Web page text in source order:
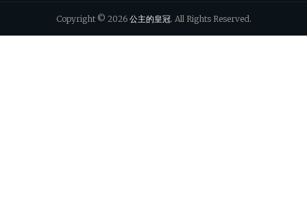
Copyright © 2026 公主的皇冠. All Rights Reserved.